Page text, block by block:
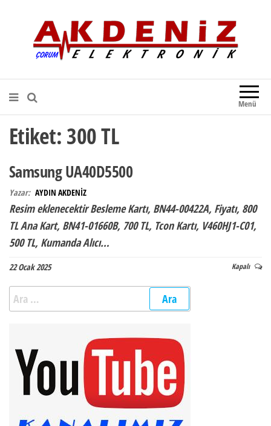
Akdeniz Elektronik
Teknik Destek, Kaliteli Hizmet |
Çorum Elektronik Firması
Menü
Etiket: 300 TL
Samsung UA40D5500
Yazar: AYDIN AKDENİZ
Resim eklenecektir Besleme Kartı, BN44-00422A, Fiyatı, 800
TL Ana Kart, BN41-01660B, 700 TL, Tcon Kartı, V460HJ1-C01,
500 TL, Kumanda Alıcı…
22 Ocak 2025 Kapalı
Arama: